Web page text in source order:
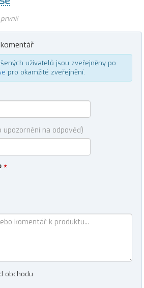
uživatelů jsou zveřejněny po
pro okamžité zveřejnění.
upozornění na odpověď)
*
obchodu